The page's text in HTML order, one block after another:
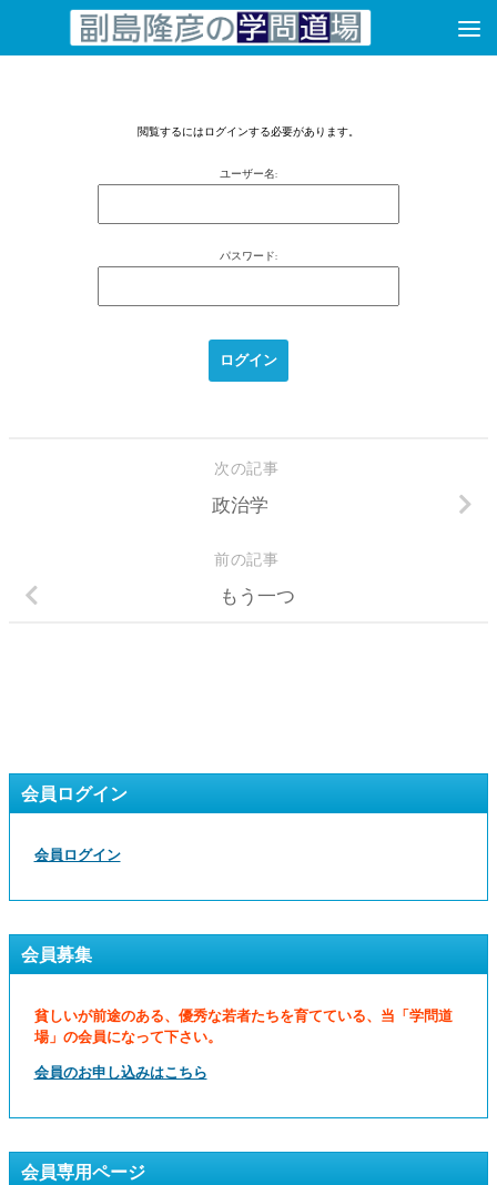
コンテンツへスキップ
閲覧するにはログインする必要があります。
ユーザー名:
パスワード:
次の記事
政治学
前の記事
もう一つ
会員ログイン
会員ログイン
会員募集
貧しいが前途のある、優秀な若者たちを育てている、当「学問道
場」の会員になって下さい。
会員のお申し込みはこちら
会員専用ページ